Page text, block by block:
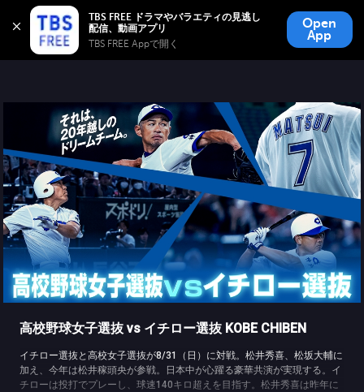
TBS FREE ドラマやバラエティの見逃し
TBS FREE Appで開く
Open
App
TBS FREE
無料見逃し配信
高校野球女子選抜 vs イチロー選抜 KOBE CHIBEN
イチロー選抜と高校女子選抜が8/31（日）に対戦。松井秀喜、松坂大輔に
加え、今年は松井稼頭央が参戦。日本中が心躍る豪華共演が実現する。イ
チローは投打でプレーし、球速140キロ超えを目指す。松井秀喜は昨年に